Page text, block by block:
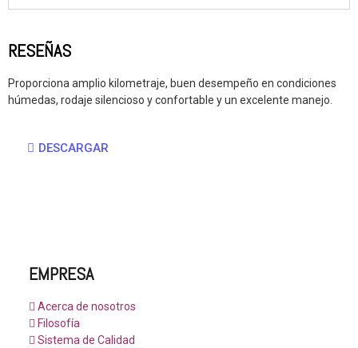
RESEÑAS
Proporciona amplio kilometraje, buen desempeño en condiciones
húmedas, rodaje silencioso y confortable y un excelente manejo.
DESCARGAR
EMPRESA
Acerca de nosotros
Filosofía
Sistema de Calidad